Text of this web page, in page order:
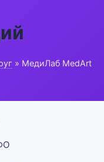
» МедиЛаб MedArt